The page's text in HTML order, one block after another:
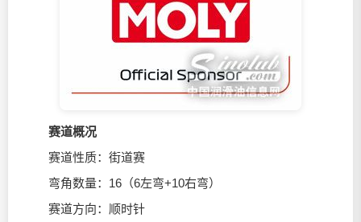
赛道概况
赛道性质：街道赛
弯角数量：16（6左弯+10右弯）
赛道方向：顺时针